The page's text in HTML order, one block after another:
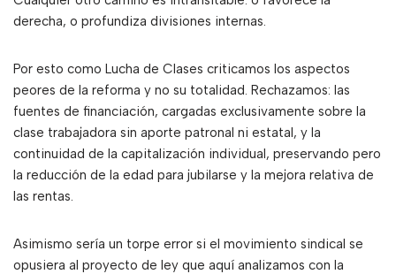
derecha, o profundiza divisiones internas.
Por esto como Lucha de Clases criticamos los aspectos
peores de la reforma y no su totalidad. Rechazamos: las
fuentes de financiación, cargadas exclusivamente sobre la
clase trabajadora sin aporte patronal ni estatal, y la
continuidad de la capitalización individual, preservando pero
la reducción de la edad para jubilarse y la mejora relativa de
las rentas.
Asimismo sería un torpe error si el movimiento sindical se
opusiera al proyecto de ley que aquí analizamos con la